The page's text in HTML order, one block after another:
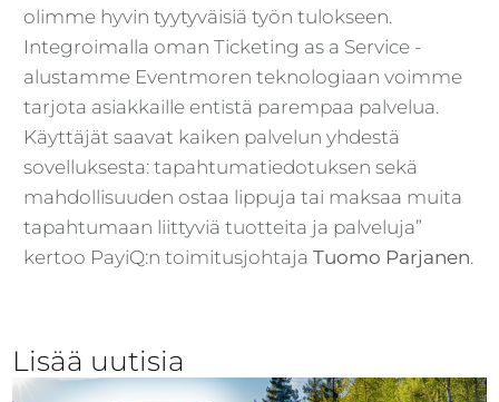
olimme hyvin tyytyväisiä työn tulokseen.
Integroimalla oman Ticketing as a Service -
alustamme Eventmoren teknologiaan voimme
tarjota asiakkaille entistä parempaa palvelua.
Käyttäjät saavat kaiken palvelun yhdestä
sovelluksesta: tapahtumatiedotuksen sekä
mahdollisuuden ostaa lippuja tai maksaa muita
tapahtumaan liittyviä tuotteita ja palveluja”
kertoo PayiQ:n toimitusjohtaja Tuomo Parjanen.
Lisää uutisia